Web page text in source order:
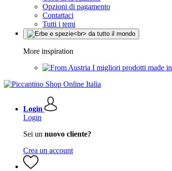
Opzioni di pagamento
Contattaci
Tutti i temi
More inspiration
I migliori prodotti made
Login
Login
Sei un nuovo cliente?
Crea un account